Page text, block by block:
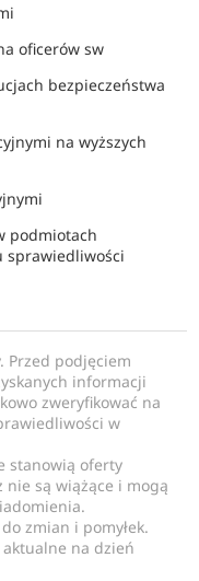
Przed podjęciem
informacji
zweryfikować na
w
stanowią oferty
są wiążące i mogą
zmian i pomyłek.
na dzień
oficerów sw
bezpieczeństwa
na wyższych
podmiotach
sprawiedliwości